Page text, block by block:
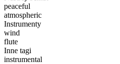
peaceful
atmospheric
Instrumenty
wind
flute
Inne tagi
instrumental